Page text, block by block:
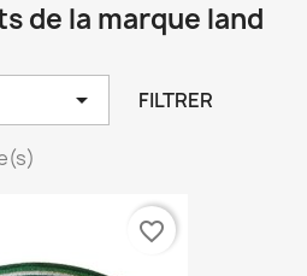
de la marque land
 FILTRER
favorite_border